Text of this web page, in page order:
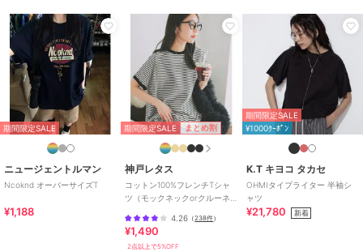
サイズ M
商品のお取り扱い方法
お手入れ
手洗い、漂白不可、タンブル乾燥
不可、自然乾燥、アイロン仕上げ
可、ドライ可、ウエットクリーニ
ング可
特徴
トップス
綿100％/ 無地 ５分・７分袖
その他袖デザイン/ 洗える
ス
/ア
ウトドア/ キャンプ・レジャー
クルー・Uネック
期間限定SALE
ニュージェントルマン
Ncoknd オーバーサイズT
¥1,188
期間限定SALE まとめ割
神戸レタス
コットン100%フレンチTシャ
ツ（モックネックorクルーネ
4.26 （238件）
¥1,490
2点以上で5%OFF
期間限定SALE
¥1000ｸｰﾎﾟﾝ
K.T キヨコ タカセ
OHMIタイプライター 半袖シ
ャツ
¥21,780 新着